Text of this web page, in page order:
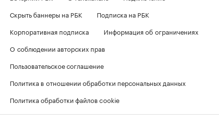
Скрыть баннеры на РБК
Подписка на РБК
Корпоративная подписка
Информация об ограничениях
О соблюдении авторских прав
Пользовательское соглашение
Политика в отношении обработки персональных данных
Политика обработки файлов cookie